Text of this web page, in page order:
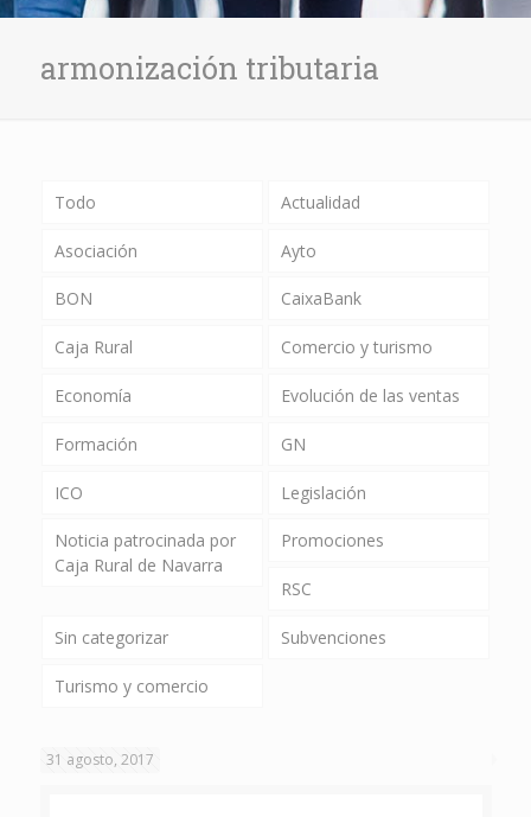
armonización tributaria
Todo Actualidad
Asociación Ayto
BON CaixaBank
Caja Rural Comercio y turismo
Economía Evolución de las ventas
Formación GN
ICO Legislación
Noticia patrocinada por
Caja Rural de Navarra
Promociones
RSC
Sin categorizar Subvenciones
Turismo y comercio
31 agosto, 2017